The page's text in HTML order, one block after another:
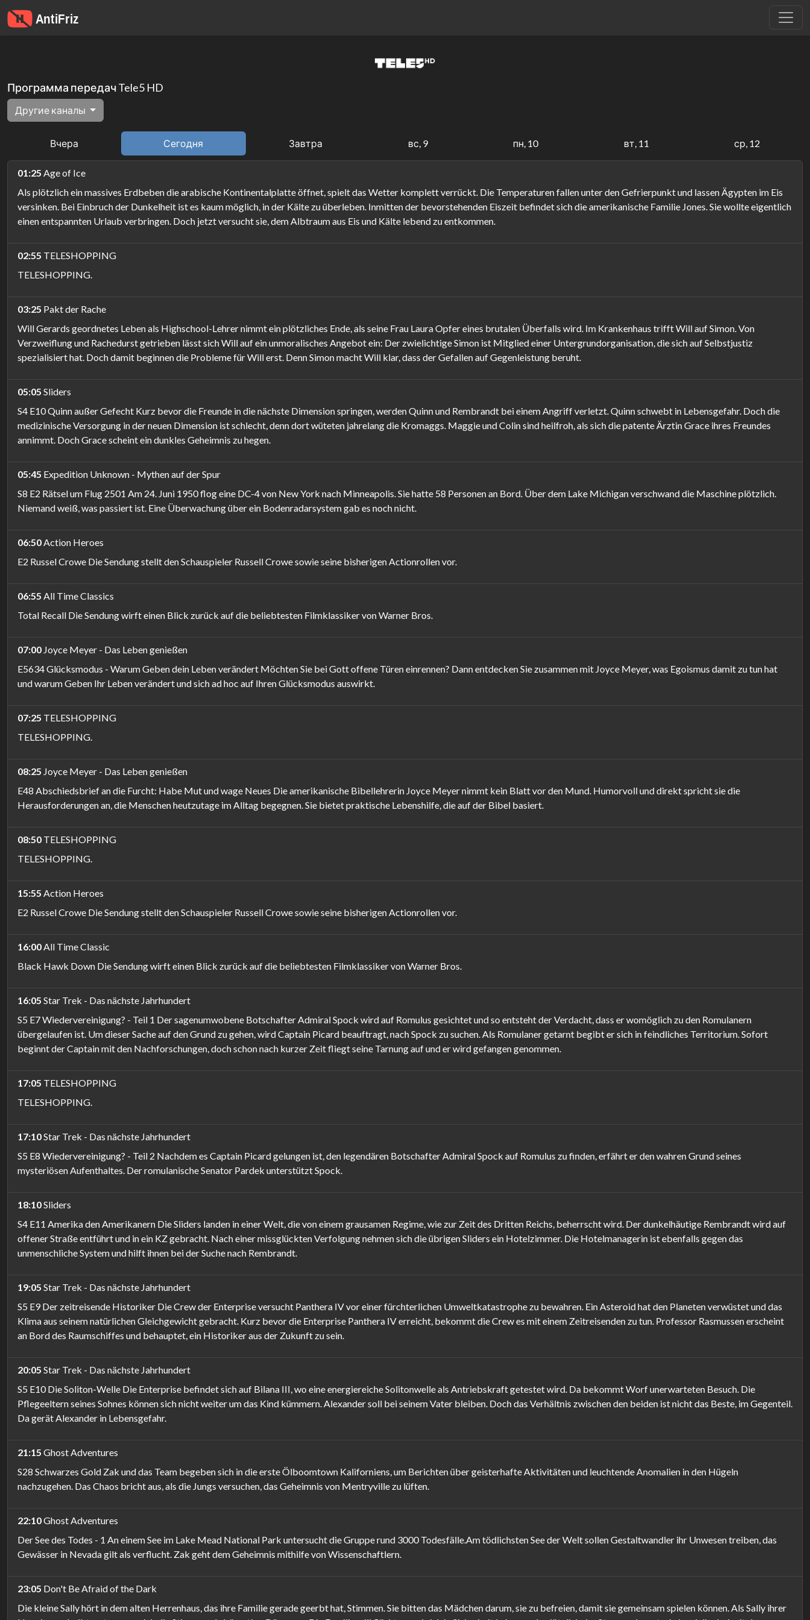
Программа передач Tele5 HD
Другие каналы
Вчера Сегодня Завтра вс, 9 пн, 10 вт, 11 ср, 12
01:25 Age of Ice
Als plötzlich ein massives Erdbeben die arabische Kontinentalplatte öffnet, spielt das Wetter komplett verrückt. Die Temperaturen fallen unter den Gefrierpunkt und lassen Ägypten im Eis
versinken. Bei Einbruch der Dunkelheit ist es kaum möglich, in der Kälte zu überleben. Inmitten der bevorstehenden Eiszeit befindet sich die amerikanische Familie Jones. Sie wollte eigentlich
einen entspannten Urlaub verbringen. Doch jetzt versucht sie, dem Albtraum aus Eis und Kälte lebend zu entkommen.
02:55 TELESHOPPING
TELESHOPPING.
03:25 Pakt der Rache
Will Gerards geordnetes Leben als Highschool-Lehrer nimmt ein plötzliches Ende, als seine Frau Laura Opfer eines brutalen Überfalls wird. Im Krankenhaus trifft Will auf Simon. Von
Verzweiflung und Rachedurst getrieben lässt sich Will auf ein unmoralisches Angebot ein: Der zwielichtige Simon ist Mitglied einer Untergrundorganisation, die sich auf Selbstjustiz
spezialisiert hat. Doch damit beginnen die Probleme für Will erst. Denn Simon macht Will klar, dass der Gefallen auf Gegenleistung beruht.
05:05 Sliders
S4 E10 Quinn außer Gefecht Kurz bevor die Freunde in die nächste Dimension springen, werden Quinn und Rembrandt bei einem Angriff verletzt. Quinn schwebt in Lebensgefahr. Doch die
medizinische Versorgung in der neuen Dimension ist schlecht, denn dort wüteten jahrelang die Kromaggs. Maggie und Colin sind heilfroh, als sich die patente Ärztin Grace ihres Freundes
annimmt. Doch Grace scheint ein dunkles Geheimnis zu hegen.
05:45 Expedition Unknown - Mythen auf der Spur
S8 E2 Rätsel um Flug 2501 Am 24. Juni 1950 flog eine DC-4 von New York nach Minneapolis. Sie hatte 58 Personen an Bord. Über dem Lake Michigan verschwand die Maschine plötzlich.
Niemand weiß, was passiert ist. Eine Überwachung über ein Bodenradarsystem gab es noch nicht.
06:50Action Heroes
E2 Russel Crowe Die Sendung stellt den Schauspieler Russell Crowe sowie seine bisherigen Actionrollen vor.
06:55 All Time Classics
Total Recall Die Sendung wirft einen Blick zurück auf die beliebtesten Filmklassiker von Warner Bros.
07:00 Joyce Meyer - Das Leben genießen
E5634 Glücksmodus - Warum Geben dein Leben verändert Möchten Sie bei Gott offene Türen einrennen? Dann entdecken Sie zusammen mit Joyce Meyer, was Egoismus damit zu tun hat
und warum Geben Ihr Leben verändert und sich ad hoc auf Ihren Glücksmodus auswirkt.
07:25 TELESHOPPING
TELESHOPPING.
08:25 Joyce Meyer - Das Leben genießen
E48 Abschiedsbrief an die Furcht: Habe Mut und wage Neues Die amerikanische Bibellehrerin Joyce Meyer nimmt kein Blatt vor den Mund. Humorvoll und direkt spricht sie die
Herausforderungen an, die Menschen heutzutage im Alltag begegnen. Sie bietet praktische Lebenshilfe, die auf der Bibel basiert.
08:50 TELESHOPPING
TELESHOPPING.
15:55 Action Heroes
E2 Russel Crowe Die Sendung stellt den Schauspieler Russell Crowe sowie seine bisherigen Actionrollen vor.
16:00All Time Classic
Black Hawk Down Die Sendung wirft einen Blick zurück auf die beliebtesten Filmklassiker von Warner Bros.
16:05 Star Trek - Das nächste Jahrhundert
S5 E7 Wiedervereinigung? - Teil 1 Der sagenumwobene Botschafter Admiral Spock wird auf Romulus gesichtet und so entsteht der Verdacht, dass er womöglich zu den Romulanern
übergelaufen ist. Um dieser Sache auf den Grund zu gehen, wird Captain Picard beauftragt, nach Spock zu suchen. Als Romulaner getarnt begibt er sich in feindliches Territorium. Sofort
beginnt der Captain mit den Nachforschungen, doch schon nach kurzer Zeit fliegt seine Tarnung auf und er wird gefangen genommen.
17:05 TELESHOPPING
TELESHOPPING.
17:10Star Trek - Das nächste Jahrhundert
S5 E8 Wiedervereinigung? - Teil 2 Nachdem es Captain Picard gelungen ist, den legendären Botschafter Admiral Spock auf Romulus zu finden, erfährt er den wahren Grund seines
mysteriösen Aufenthaltes. Der romulanische Senator Pardek unterstützt Spock.
18:10Sliders
S4 E11 Amerika den Amerikanern Die Sliders landen in einer Welt, die von einem grausamen Regime, wie zur Zeit des Dritten Reichs, beherrscht wird. Der dunkelhäutige Rembrandt wird auf
offener Straße entführt und in ein KZ gebracht. Nach einer missglückten Verfolgung nehmen sich die übrigen Sliders ein Hotelzimmer. Die Hotelmanagerin ist ebenfalls gegen das
unmenschliche System und hilft ihnen bei der Suche nach Rembrandt.
19:05 Star Trek - Das nächste Jahrhundert
S5 E9 Der zeitreisende Historiker Die Crew der Enterprise versucht Panthera IV vor einer fürchterlichen Umweltkatastrophe zu bewahren. Ein Asteroid hat den Planeten verwüstet und das
Klima aus seinem natürlichen Gleichgewicht gebracht. Kurz bevor die Enterprise Panthera IV erreicht, bekommt die Crew es mit einem Zeitreisenden zu tun. Professor Rasmussen erscheint
an Bord des Raumschiffes und behauptet, ein Historiker aus der Zukunft zu sein.
20:05 Star Trek - Das nächste Jahrhundert
S5 E10 Die Soliton-Welle Die Enterprise befindet sich auf Bilana III, wo eine energiereiche Solitonwelle als Antriebskraft getestet wird. Da bekommt Worf unerwarteten Besuch. Die
Pflegeeltern seines Sohnes können sich nicht weiter um das Kind kümmern. Alexander soll bei seinem Vater bleiben. Doch das Verhältnis zwischen den beiden ist nicht das Beste, im Gegenteil.
Da gerät Alexander in Lebensgefahr.
21:15 Ghost Adventures
S28 Schwarzes Gold Zak und das Team begeben sich in die erste Ölboomtown Kaliforniens, um Berichten über geisterhafte Aktivitäten und leuchtende Anomalien in den Hügeln
nachzugehen. Das Chaos bricht aus, als die Jungs versuchen, das Geheimnis von Mentryville zu lüften.
22:10Ghost Adventures
Der See des Todes - 1 An einem See im Lake Mead National Park untersucht die Gruppe rund 3000 Todesfälle.Am tödlichsten See der Welt sollen Gestaltwandler ihr Unwesen treiben, das
Gewässer in Nevada gilt als verflucht. Zak geht dem Geheimnis mithilfe von Wissenschaftlern.
23:05 Don't Be Afraid of the Dark
Die kleine Sally hört in dem alten Herrenhaus, das ihre Familie gerade geerbt hat, Stimmen. Sie bitten das Mädchen darum, sie zu befreien, damit sie gemeinsam spielen können. Als Sally ihrer